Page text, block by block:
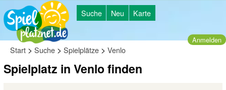
Suche Neu Karte
Anmelden
Start > Suche > Spielplätze > Venlo
Spielplatz in Venlo finden